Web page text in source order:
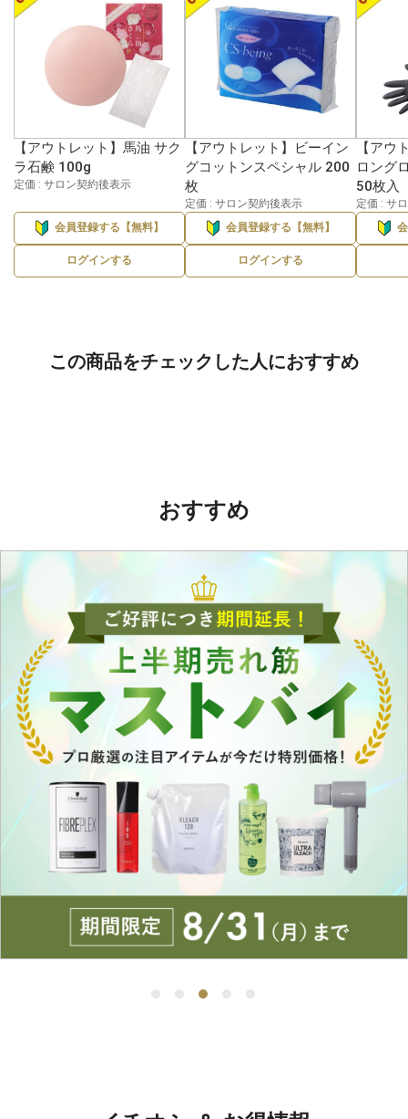
【アウトレット】馬油 サク
ラ石鹸 100g
定価 : サロン契約後表示
会員登録する【無料】
ログインする
【アウトレット】ビーイン
グコットンスペシャル 200
枚
定価 : サロン契約後表示
会員登録する【無料】
ログインする
【アウ
ロング
50枚入
定価 : サ
この商品をチェックした人におすすめ
おすすめ